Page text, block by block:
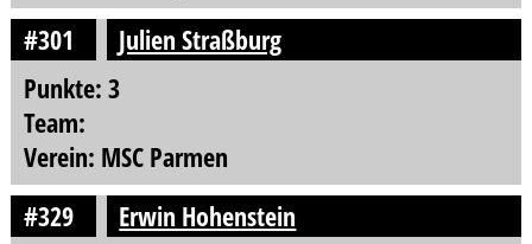
#301
Julien Straßburg
Punkte: 3
Team:
Verein: MSC Parmen
#329
Erwin Hohenstein